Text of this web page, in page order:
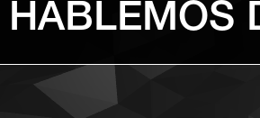
HABLEMOS